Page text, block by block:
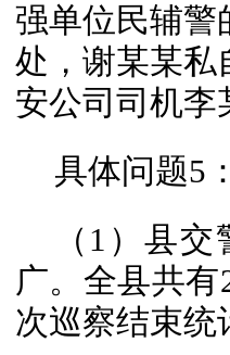
强单位民辅警
处，谢某某私
安公司司机李
具体问题5
（1）县
广。全县共有
次巡察结束统